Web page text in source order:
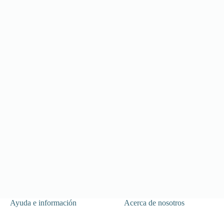
Ayuda e información Acerca de nosotros